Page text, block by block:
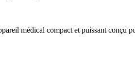
médical compact et puissant